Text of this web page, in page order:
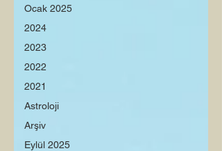
Ocak 2025
2024
2023
2022
2021
Astroloji
Arşiv
Eylül 2025